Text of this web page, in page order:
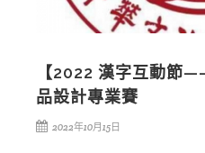
【2022 漢字互動節
品設計專業賽
2022年10月15日